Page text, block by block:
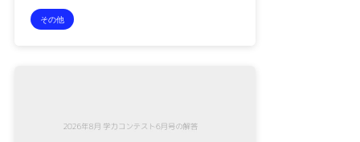
その他